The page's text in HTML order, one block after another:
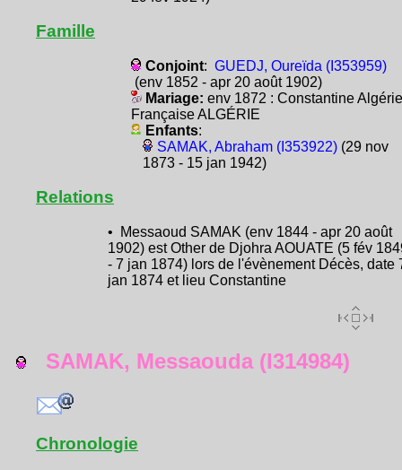
Famille
Conjoint: GUEDJ, Oureïda (I353959)
(env 1852 - apr 20 août 1902)
Mariage: env 1872 : Constantine Algérie
Française ALGÉRIE
Enfants:
SAMAK, Abraham (I353922)(29 nov
1873 - 15 jan 1942)
Relations
• Messaoud SAMAK (env 1844 - apr 20 août
1902) est Other de Djohra AOUATE (5 fév
- 7 jan 1874) lors de l'évènement Décès, date
jan 1874 et lieu Constantine
SAMAK, Messaouda (I314984)
Chronologie